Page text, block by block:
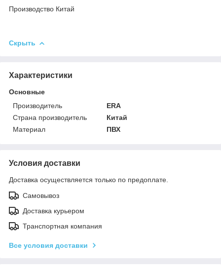
Производство Китай
Скрыть
Характеристики
Основные
Производитель
ERA
Страна производитель
Китай
Материал
ПВХ
Условия доставки
Доставка осуществляется только по предоплате.
Самовывоз
Доставка курьером
Транспортная компания
Все условия доставки